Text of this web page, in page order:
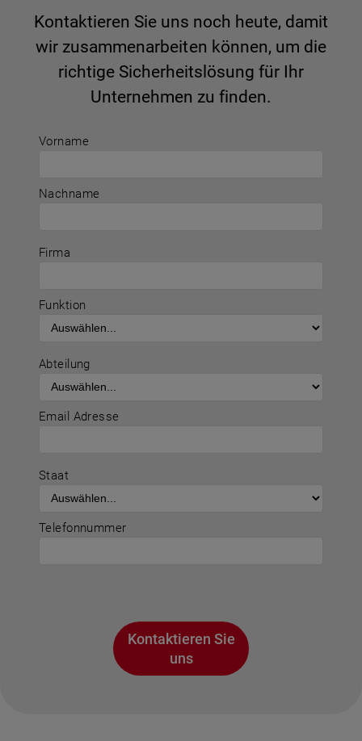
Vorname
Nachname
Firma
Funktion
Abteilung
Email Adresse
Staat
Telefonnummer
Kontaktieren Sie
uns
Kontaktieren Sie uns noch heute, damit
wir zusammenarbeiten können, um die
richtige Sicherheitslösung für Ihr
Unternehmen zu finden.